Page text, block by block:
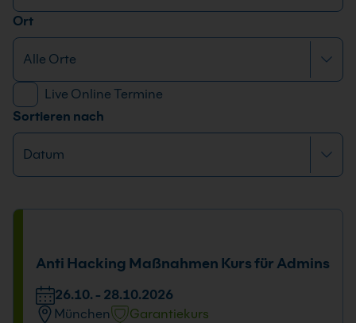
Ort
Live Online Termine
Sortieren nach
Anti Hacking Maßnahmen Kurs für Admins
26.10. - 28.10.2026
München
Garantiekurs